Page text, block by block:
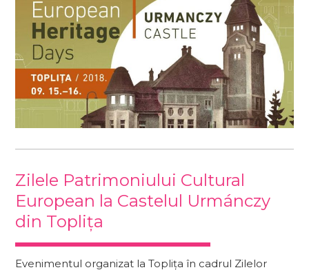
Zilele Patrimoniului Cultural
European la Castelul Urmánczy
din Toplița
Evenimentul organizat la Toplița în cadrul Zilelor